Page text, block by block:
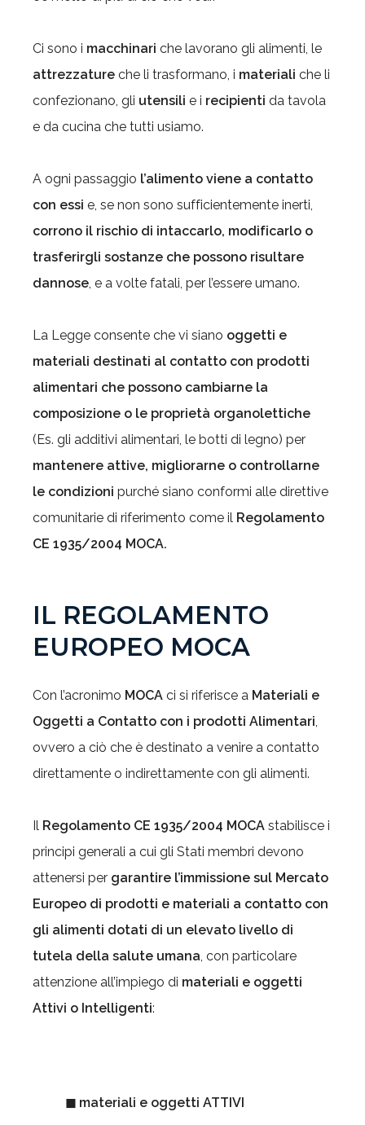
Ci sono i macchinari che lavorano gli alimenti, le
attrezzature che li trasformano, i materiali che li
confezionano, gli utensili e i recipienti da tavola
e da cucina che tutti usiamo.
A ogni passaggio l’alimento viene a contatto
con essi e, se non sono sufficientemente inerti,
corrono il rischio di intaccarlo, modificarlo o
trasferirgli sostanze che possono risultare
dannose, e a volte fatali, per l’essere umano.
La Legge consente che vi siano oggetti e
materiali destinati al contatto con prodotti
alimentari che possono cambiarne la
composizione o le proprietà organolettiche
(Es. gli additivi alimentari, le botti di legno) per
mantenere attive, migliorarne o controllarne
le condizioni purché siano conformi alle direttive
comunitarie di riferimento come il Regolamento
CE 1935/2004 MOCA.
IL REGOLAMENTO
EUROPEO MOCA
Con l’acronimo MOCA ci si riferisce a Materiali e
Oggetti a Contatto con i prodotti Alimentari,
ovvero a ciò che è destinato a venire a contatto
direttamente o indirettamente con gli alimenti.
Il Regolamento CE 1935/2004 MOCA stabilisce i
principi generali a cui gli Stati membri devono
attenersi per garantire l’immissione sul Mercato
Europeo di prodotti e materiali a contatto con
gli alimenti dotati di un elevato livello di
tutela della salute umana, con particolare
attenzione all’impiego di materiali e oggetti
Attivi o Intelligenti:
◼ materiali e oggetti ATTIVI